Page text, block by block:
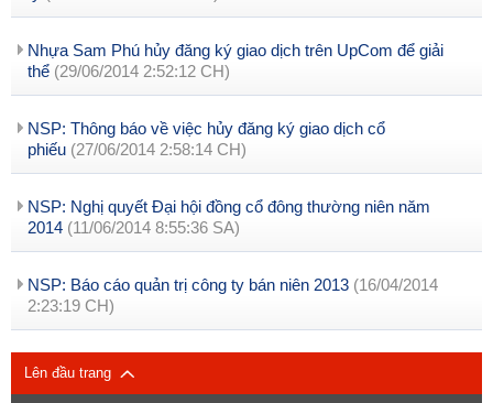
Nhựa Sam Phú hủy đăng ký giao dịch trên UpCom để giải
thể (29/06/2014 2:52:12 CH)
NSP: Thông báo về việc hủy đăng ký giao dịch cổ
phiếu (27/06/2014 2:58:14 CH)
NSP: Nghị quyết Đại hội đồng cổ đông thường niên năm
2014 (11/06/2014 8:55:36 SA)
NSP: Báo cáo quản trị công ty bán niên 2013 (16/04/2014
2:23:19 CH)
Lên đầu trang